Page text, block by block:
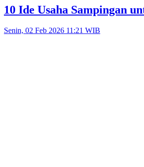
10 Ide Usaha Sampingan
Senin, 02 Feb 2026 11:21 WIB